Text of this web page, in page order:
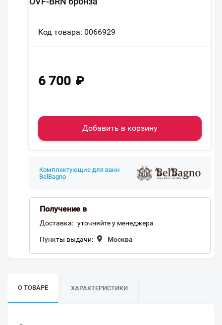
Код товара: 0066929
6 700 ₽
Добавить в корзину
Комплектующие для ванн
BelBagno
Получение в
Доставка: уточняйте у менеджера
Пункты выдачи: Москва
О ТОВАРЕ ХАРАКТЕРИСТИКИ